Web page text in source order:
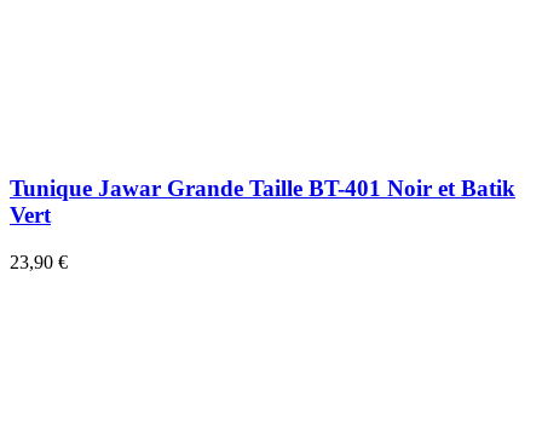
Tunique Jawar Grande Taille BT-401 Noir et Batik
Vert
23,90 €